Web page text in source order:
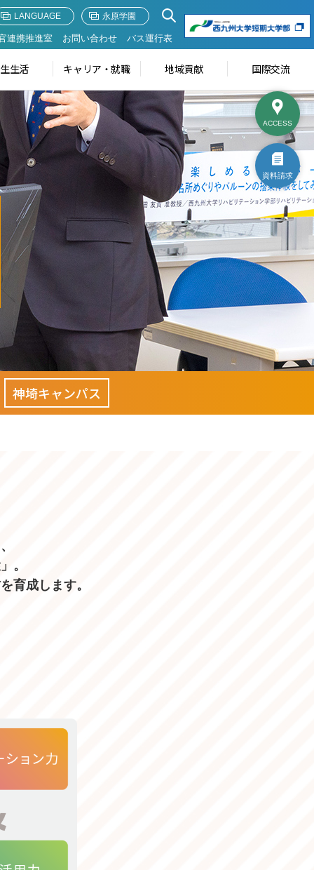
ACCESS
資料請求
連携推進室 お問い合わせ バス運行表
LANGUAGE 永原学園
生活 キャリア・就職 地域貢献 国際交流
神埼キャンパス
。
育成します。